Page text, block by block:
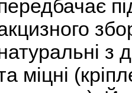
з
міцні